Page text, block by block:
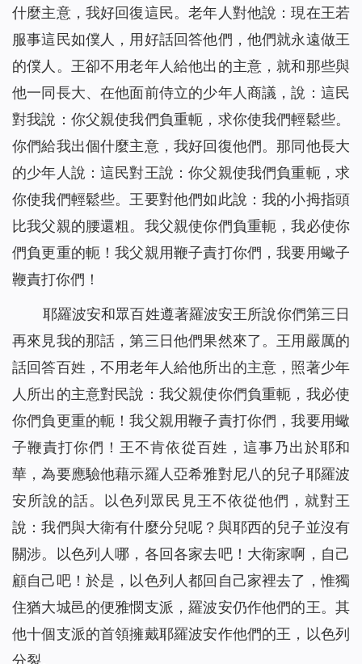
什麼主意，我好回復這民。老年人對他說：現在王若
服事這民如僕人，用好話回答他們，他們就永遠做王
的僕人。王卻不用老年人給他出的主意，就和那些與
他一同長大、在他面前侍立的少年人商議，說：這民
對我說：你父親使我們負重軛，求你使我們輕鬆些。
你們給我出個什麼主意，我好回復他們。那同他長大
的少年人說：這民對王說：你父親使我們負重軛，求
你使我們輕鬆些。王要對他們如此說：我的小拇指頭
比我父親的腰還粗。我父親使你們負重軛，我必使你
們負更重的軛！我父親用鞭子責打你們，我要用蠍子
鞭責打你們！
耶羅波安和眾百姓遵著羅波安王所說你們第三日
再來見我的那話，第三日他們果然來了。王用嚴厲的
話回答百姓，不用老年人給他所出的主意，照著少年
人所出的主意對民說：我父親使你們負重軛，我必使
你們負更重的軛！我父親用鞭子責打你們，我要用蠍
子鞭責打你們！王不肯依從百姓，這事乃出於耶和
華，為要應驗他藉示羅人亞希雅對尼八的兒子耶羅波
安所說的話。以色列眾民見王不依從他們，就對王
說：我們與大衛有什麼分兒呢？與耶西的兒子並沒有
關涉。以色列人哪，各回各家去吧！大衛家啊，自己
顧自己吧！於是，以色列人都回自己家裡去了，惟獨
住猶大城邑的便雅憫支派，羅波安仍作他們的王。其
他十個支派的首領擁戴耶羅波安作他們的王，以色列
分裂。